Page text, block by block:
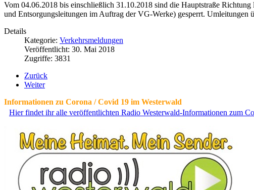
Vom 04.06.2018 bis einschließlich 31.10.2018 sind die Hauptstraße
und Entsorgungsleitungen im Auftrag der VG-Werke) gesperrt. Umleitungen
Details
Kategorie: Verkehrsmeldungen
Veröffentlicht: 30. Mai 2018
Zugriffe: 3831
Zurück
Weiter
Informationen zu Corona / Covid 19 im Westerwald
Hier findet ihr alle veröffentlichten Radio Westerwald-Informationen zum